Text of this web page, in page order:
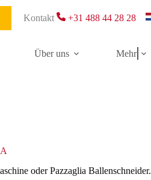
Kontakt +31 488 44 28 28
Über uns Mehr
oder Pazzaglia Ballenschneider.